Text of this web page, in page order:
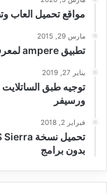
مواقع تحميل العاب
مارس 29, 2015
تطبيق ampere لمعرفة حالة البطارية و سرعة الشحن
يناير 27, 2019
توجيه طبق
ورسيفر
فبراير 2, 2018
بدون برامج